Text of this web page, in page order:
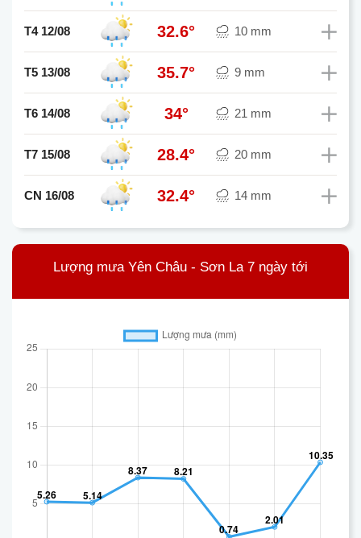
T4 12/08 32.6° 10 mm
T5 13/08 35.7° 9 mm
T6 14/08 34° 21 mm
T7 15/08 28.4° 20 mm
CN 16/08 32.4° 14 mm
Lượng mưa Yên Châu - Sơn La 7 ngày tới